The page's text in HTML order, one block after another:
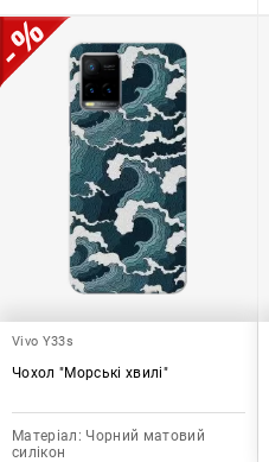
Vivo Y33s
Чохол "Морські хвилі"
Матеріал: Чорний матовий
силікон